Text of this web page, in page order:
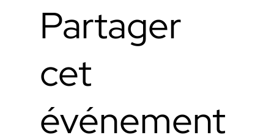
Partager
cet
événement